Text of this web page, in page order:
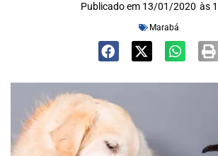
Publicado em 13/01/2020 às
Marabá